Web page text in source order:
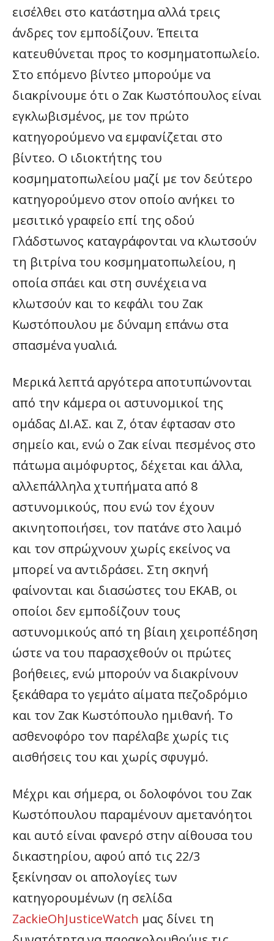
εισέλθει στο κατάστημα αλλά τρεις
άνδρες τον εμποδίζουν. Έπειτα
κατευθύνεται προς το κοσμηματοπωλείο.
Στο επόμενο βίντεο μπορούμε να
διακρίνουμε ότι ο Ζακ Κωστόπουλος είναι
εγκλωβισμένος, με τον πρώτο
κατηγορούμενο να εμφανίζεται στο
βίντεο. Ο ιδιοκτήτης του
κοσμηματοπωλείου μαζί με τον δεύτερο
κατηγορούμενο στον οποίο ανήκει το
μεσιτικό γραφείο επί της οδού
Γλάδστωνος καταγράφονται να κλωτσούν
τη βιτρίνα του κοσμηματοπωλείου, η
οποία σπάει και στη συνέχεια να
κλωτσούν και το κεφάλι του Ζακ
Κωστόπουλου με δύναμη επάνω στα
σπασμένα γυαλιά.
Μερικά λεπτά αργότερα αποτυπώνονται
από την κάμερα οι αστυνομικοί της
ομάδας ΔΙ.ΑΣ. και Ζ, όταν έφτασαν στο
σημείο και, ενώ ο Ζακ είναι πεσμένος στο
πάτωμα αιμόφυρτος, δέχεται και άλλα,
αλλεπάλληλα χτυπήματα από 8
αστυνομικούς, που ενώ τον έχουν
ακινητοποιήσει, τον πατάνε στο λαιμό
και τον σπρώχνουν χωρίς εκείνος να
μπορεί να αντιδράσει. Στη σκηνή
φαίνονται και διασώστες του ΕΚΑΒ, οι
οποίοι δεν εμποδίζουν τους
αστυνομικούς από τη βίαιη χειροπέδηση
ώστε να του παρασχεθούν οι πρώτες
βοήθειες, ενώ μπορούν να διακρίνουν
ξεκάθαρα το γεμάτο αίματα πεζοδρόμιο
και τον Ζακ Κωστόπουλο ημιθανή. Το
ασθενοφόρο τον παρέλαβε χωρίς τις
αισθήσεις του και χωρίς σφυγμό.
Μέχρι και σήμερα, οι δολοφόνοι του Ζακ
Κωστόπουλου παραμένουν αμετανόητοι
και αυτό είναι φανερό στην αίθουσα του
δικαστηρίου, αφού από τις 22/3
ξεκίνησαν οι απολογίες των
κατηγορουμένων (η σελίδα
ZackieOhJusticeWatch μας δίνει τη